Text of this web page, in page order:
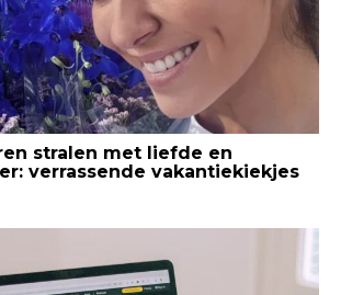
stralen met liefde en
verrassende vakantiekiekjes